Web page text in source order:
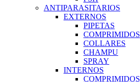
ANTIPARASITARIOS
EXTERNOS
PIPETAS
COMPRIMIDOS
COLLARES
CHAMPU
SPRAY
INTERNOS
COMPRIMIDOS